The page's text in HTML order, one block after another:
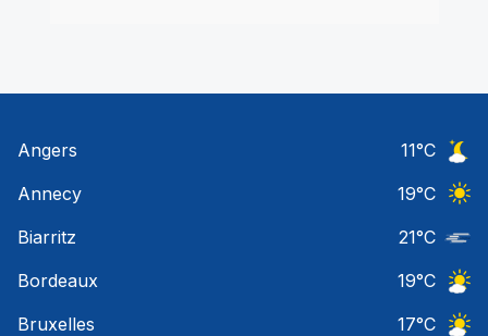
Angers 11°C
Annecy
19°C
Biarritz
21°C
Bordeaux
19°C
Bruxelles
17°C